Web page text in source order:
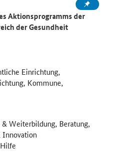
Aktionsprogramms der
der Gesundheit
Einrichtung,
Kommune,
& Weiterbildung, Beratung,
Innovation